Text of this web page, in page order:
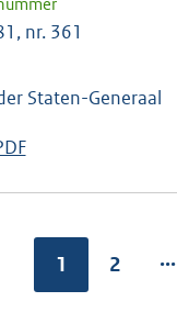
nr. 361
Staten-Generaal
1 2 ...